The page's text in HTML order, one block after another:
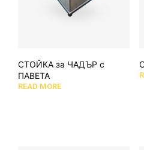
СТОЙКА за ЧАДЪР с
ПАВЕТА
READ MORE